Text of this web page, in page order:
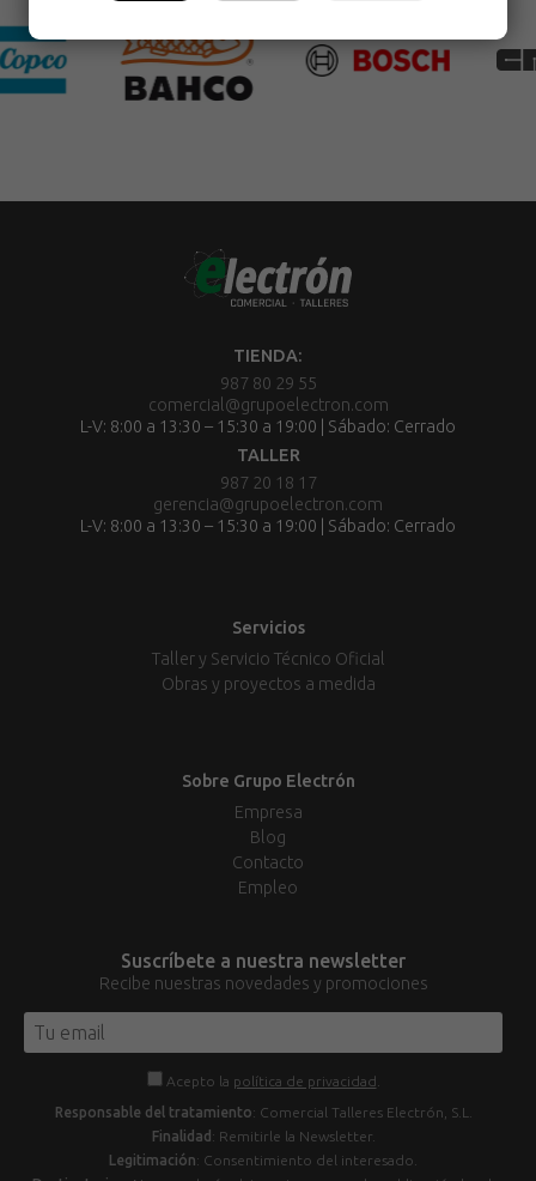
TIENDA:
987 80 29 55
comercial@grupoelectron.com
L-V: 8:00 a 13:30 – 15:30 a 19:00 | Sábado: Cerrado
TALLER
987 20 18 17
gerencia@grupoelectron.com
L-V: 8:00 a 13:30 – 15:30 a 19:00 | Sábado: Cerrado
Servicios
Taller y Servicio Técnico Oficial
Obras y proyectos a medida
Sobre Grupo Electrón
Empresa
Blog
Contacto
Empleo
Suscríbete a nuestra newsletter
Recibe nuestras novedades y promociones
Acepto la política de privacidad
Responsable del tratamiento: Comercial Talleres Electrón, S.L.
Finalidad : Remitirle la Newsletter.
Legitimación: Consentimiento del interesado.